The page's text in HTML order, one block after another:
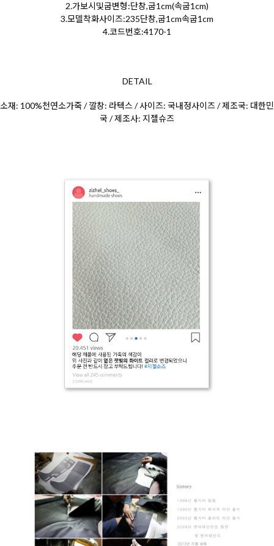
2.가보시및굽변형:단창,굽1cm(속굽1cm)
3.모델착화사이즈:235단창,굽1cm속굽1cm
4.코드번호:4170-1
DETAIL
소재: 100%천연소가죽 / 깔창: 라텍스 / 사이즈: 국내정사이즈 / 제조국: 대한민
국 / 제조사: 지젤슈즈